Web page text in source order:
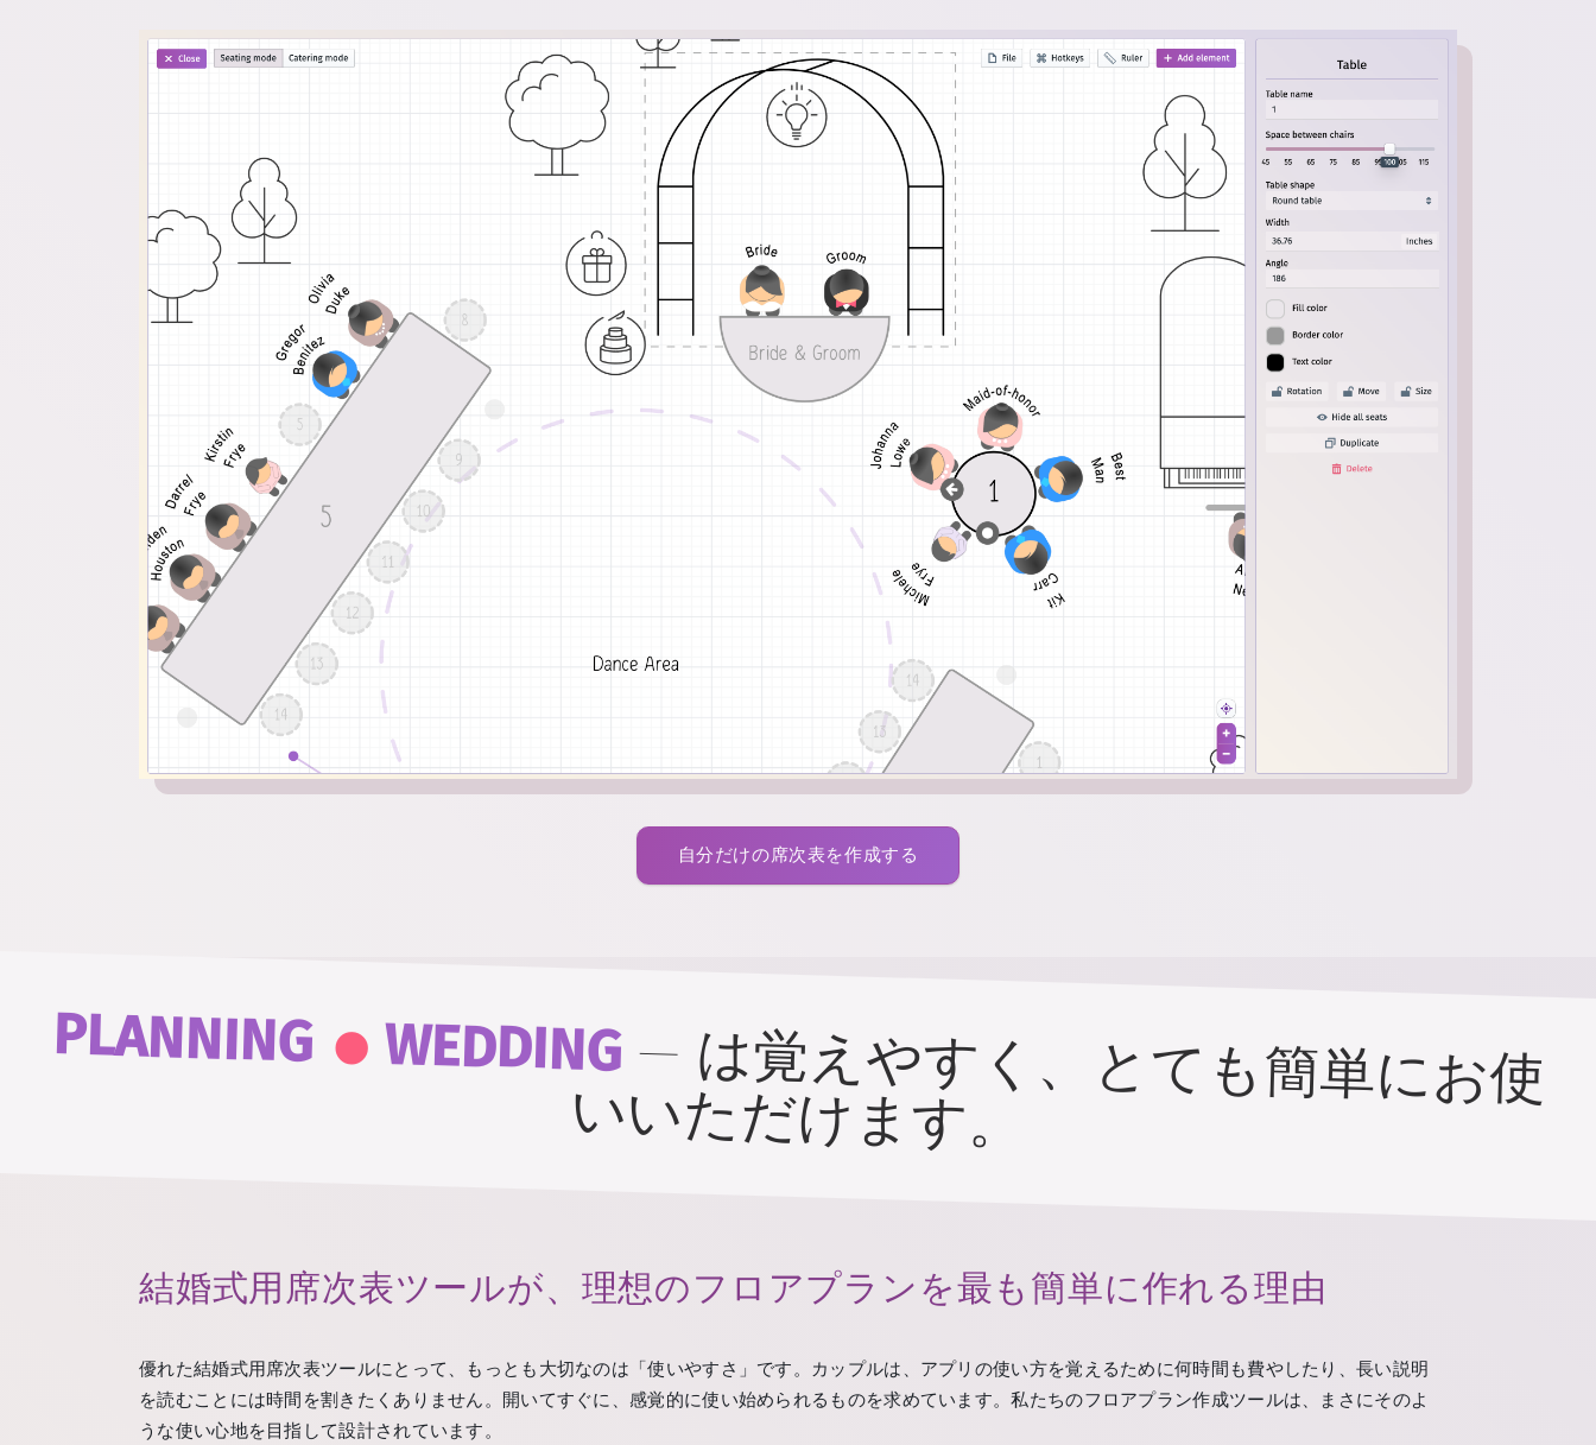
自分だけの席次表を作成する
PLANNING . WEDDING— は覚えやすく、とても簡単にお使
いいただけます。
結婚式用席次表ツールが、理想のフロアプランを最も簡単に作れる理由
優れた結婚式用席次表ツールにとって、もっとも大切なのは「使いやすさ」です。カップルは、アプリの使い方を覚えるために何時間も費やしたり、長い説明
を読むことには時間を割きたくありません。開いてすぐに、感覚的に使い始められるものを求めています。私たちのフロアプラン作成ツールは、まさにそのよ
うな使い心地を目指して設計されています。